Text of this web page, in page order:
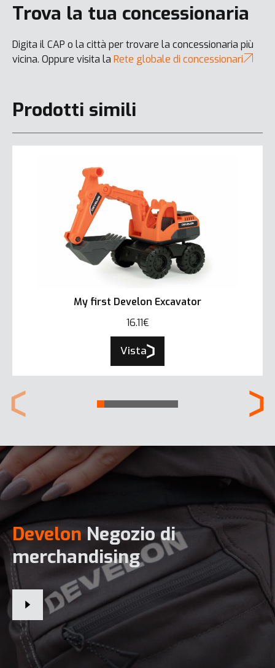
Trova la tua concessionaria
Digita il CAP o la città per trovare la concessionaria più
vicina. Oppure visita la Rete globale di concessionari
Prodotti simili
My first Develon Excavator
16.11€
Vista
Develon Negozio di
merchandising